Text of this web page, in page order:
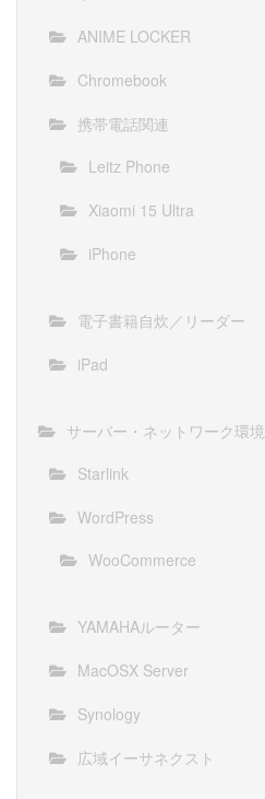
ANIME LOCKER
Chromebook
携帯電話関連
Leitz Phone
Xiaomi 15 Ultra
iPhone
電子書籍自炊／リーダー
iPad
サーバー・ネットワーク環境
Starlink
WordPress
WooCommerce
YAMAHAルーター
MacOSX Server
Synology
広域イーサネクスト